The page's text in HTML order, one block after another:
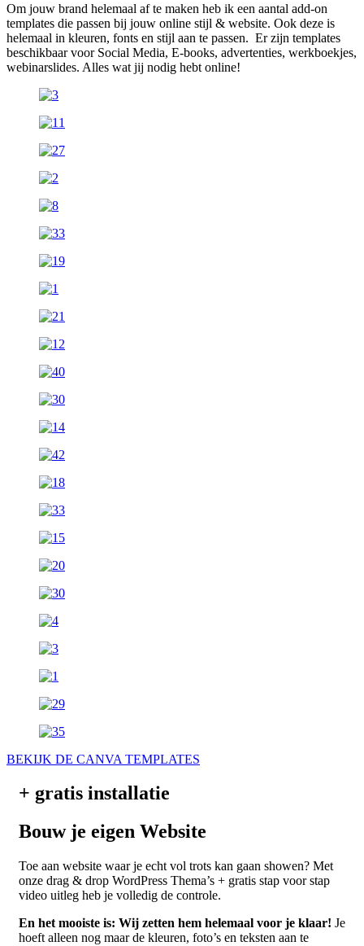
Om jouw brand helemaal af te maken heb ik een aantal add-on
templates die passen bij jouw online stijl & website. Ook deze is
helemaal in kleuren, fonts en stijl aan te passen. Er zijn templates
beschikbaar voor Social Media, E-books, advertenties, werkboekjes,
webinarslides. Alles wat jij nodig hebt online!
BEKIJK DE CANVA TEMPLATES
+ gratis installatie
Bouw je eigen Website
Toe aan website waar je echt vol trots kan gaan showen? Met
onze drag & drop WordPress Thema’s + gratis stap voor stap
video uitleg heb je volledig de controle.
En het mooiste is: Wij zetten hem helemaal voor je klaar! Je
hoeft alleen nog maar de kleuren, foto’s en teksten aan te